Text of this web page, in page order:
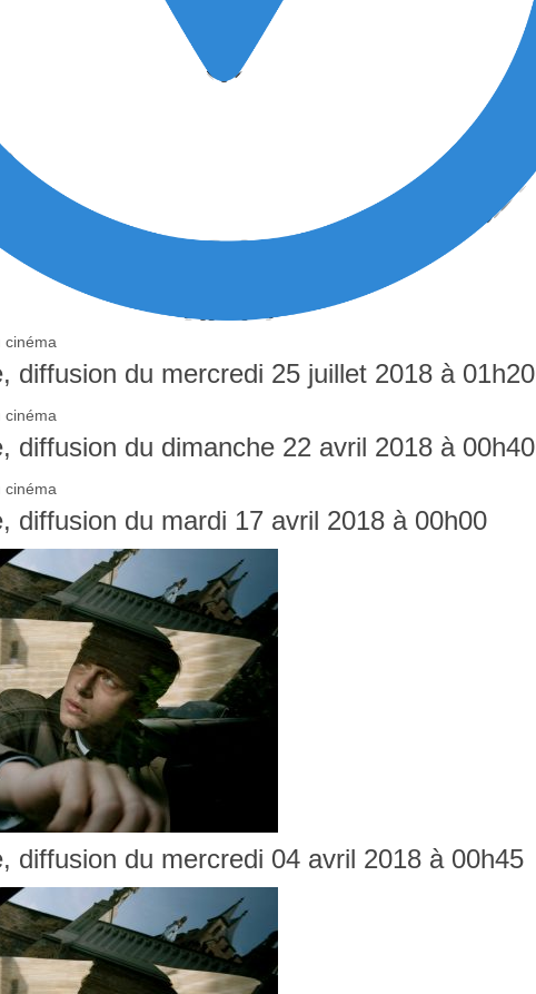
diffusion du mercredi 25 juillet 2018 à 01h20
diffusion du dimanche 22 avril 2018 à 00h40
diffusion du mardi 17 avril 2018 à 00h00
diffusion du mercredi 04 avril 2018 à 00h45